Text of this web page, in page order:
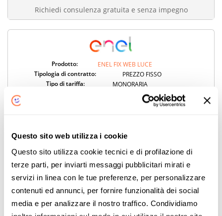
Questo sito web utilizza i cookie
Questo sito utilizza cookie tecnici e di profilazione di
terze parti, per inviarti messaggi pubblicitari mirati e
servizi in linea con le tue preferenze, per personalizzare
contenuti ed annunci, per fornire funzionalità dei social
media e per analizzare il nostro traffico. Condividiamo
Richiedi consulenza gratuita e senza impegno
Prodotto:
ENEL FIX WEB LUCE
Tipologia di contratto:
PREZZO FISSO
Tipo di tariffa:
MONORARIA
SPESA MENSILE 78
Prodotto:
ENEL FLEX CONTROL GAS
Tipologia di contratto:
MONORARIA
Prezzo Energia:PSV + 0,150€
Info:Vedi dettagli